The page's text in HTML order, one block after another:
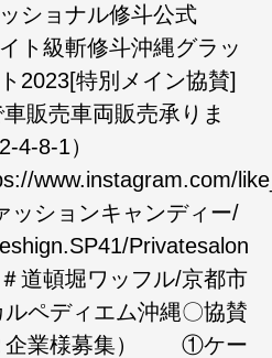
ョナル修斗公式
修斗沖縄グラッ
2023[特別メイン協賛]
販売車両販売承りま
4-8-1）
www.instagram.com/
ッションキャンディー/
Privatesalon
道頓堀ワッフル/京都市
ペディエム沖縄〇協賛
企業様募集） ①ケー